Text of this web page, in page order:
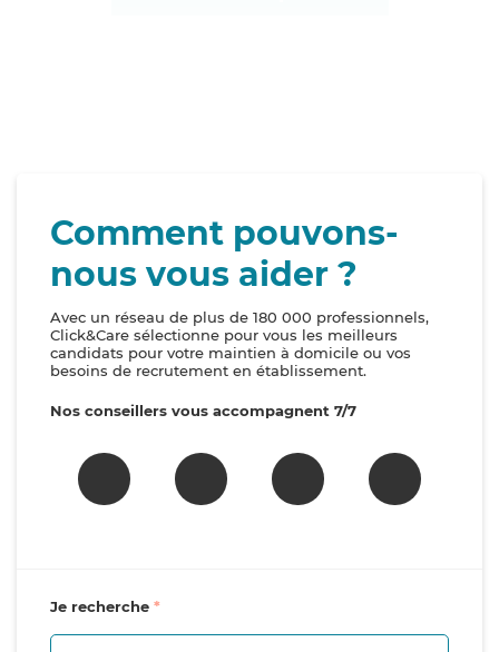
Comment pouvons-
nous vous aider ?
Avec un réseau de plus de 180 000 professionnels,
Click&Care sélectionne pour vous les meilleurs
candidats pour votre maintien à domicile ou vos
besoins de recrutement en établissement.
Nos conseillers vous accompagnent 7/7
Je recherche